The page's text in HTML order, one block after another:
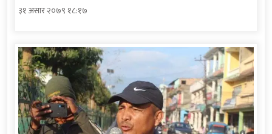
३१ असार २०७९ १८:१७